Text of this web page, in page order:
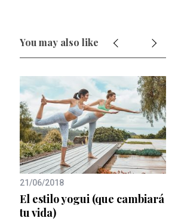
You may also like
21/06/2018
El estilo yogui (que cambiará
tu vida)